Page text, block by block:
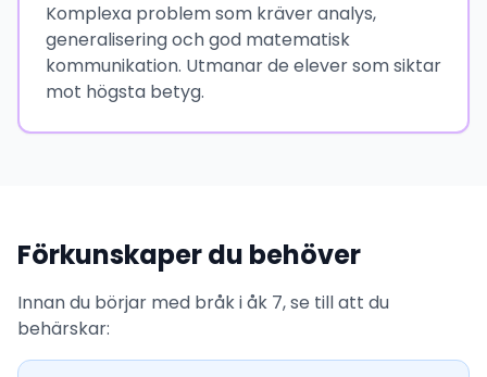
Komplexa problem som kräver analys,
generalisering och god matematisk
kommunikation. Utmanar de elever som siktar
mot högsta betyg.
Förkunskaper du behöver
Innan du börjar med bråk i åk 7, se till att du
behärskar: